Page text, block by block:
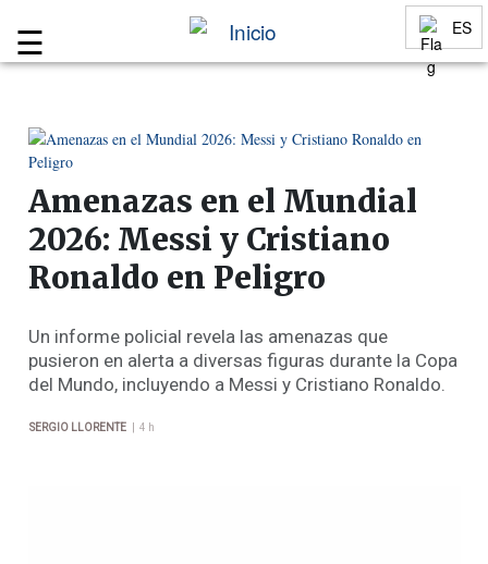
Menu
Idiomas
ES
Blog de Basket
☰
Amenazas en el Mundial
2026: Messi y Cristiano
Ronaldo en Peligro
Un informe policial revela las amenazas que
pusieron en alerta a diversas figuras durante la Copa
del Mundo, incluyendo a Messi y Cristiano Ronaldo.
SERGIO LLORENTE | 4 h